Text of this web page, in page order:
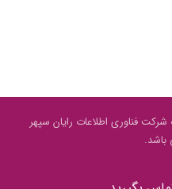
فناوری اطلاعات رایان سپهر
باشد.